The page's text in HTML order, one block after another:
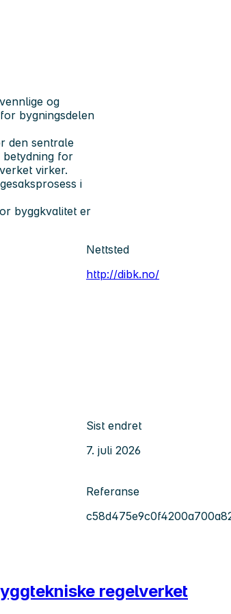
og
bygningsdelen
den sentrale
betydning for
virker.
i
byggkvalitet er
Nettsted
http://dibk.no/
Sist endret
7. juli 2026
Referanse
regelverket